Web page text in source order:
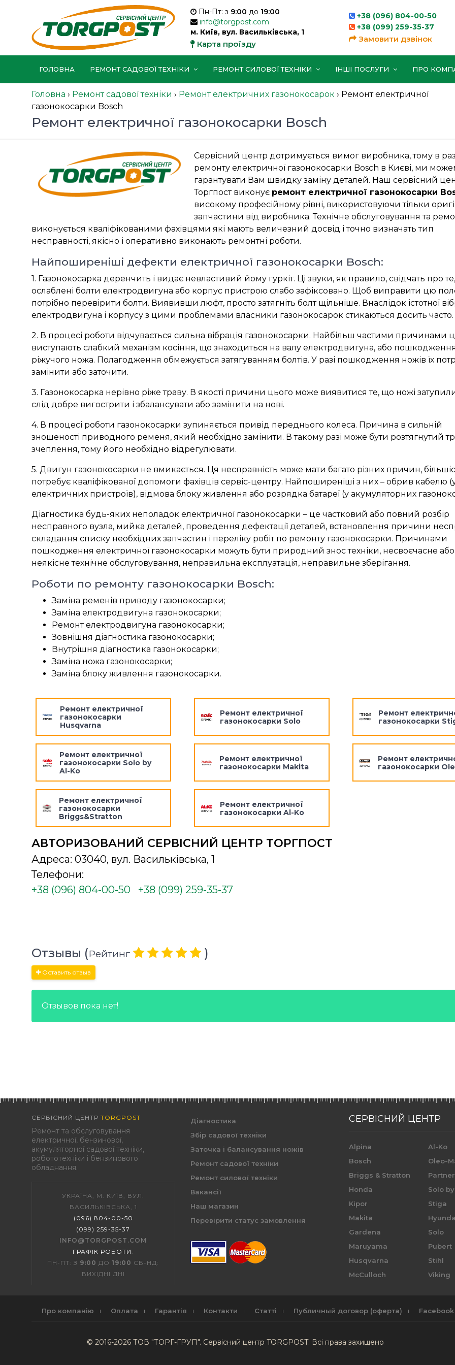
Пн-Пт: з 9:00 до 19:00
info@torgpost.com
м. Київ, вул. Васильківська, 1
Карта проїзду
+38 (096) 804-00-50
+38 (099) 259-35-37
Замовити дзвінок
ГОЛОВНА РЕМОНТ САДОВОЇ ТЕХНІКИ РЕМОНТ СИЛОВОЇ ТЕХНІКИ ІНШІ ПОСЛУГИ ПРО
Головна › Ремонт садової техніки › Ремонт електричних газонокосарок › Ремонт електричної
газонокосарки Bosch
Ремонт електричної газонокосарки Bosch
Сервісний центр дотримується вимог виробника, тому в
ремонту електричної газонокосарки Bosch в Києві, ми
гарантувати Вам швидку заміну деталей. Наш сервісний
Торгпост виконує ремонт електричної газонокосарки
високому професійному рівні, використовуючи тільки
запчастини від виробника. Технічне обслуговування та
виконується кваліфікованими фахівцями які мають величезний досвід і точно визначать тип
несправності, якісно і оперативно виконають ремонтні роботи.
Найпоширеніші дефекти електричної газонокосарки Bosch:
1. Газонокосарка деренчить і видає невластивий йому гуркіт. Ці звуки, як правило, свідчать про
ослаблені болти електродвигуна або корпус пристрою слабо зафіксовано. Щоб виправити цю
потрібно перевірити болти. Виявивши люфт, просто затягніть болт щільніше. Внаслідок істотної
електродвигуна і корпусу з цими проблемами власники газонокосарок стикаються досить часто.
2. В процесі роботи відчувається сильна вібрація газонокосарки. Найбільш частими причинами
виступають слабкий механізм косіння, що знаходиться на валу електродвигуна, або пошкодження
ріжучого ножа. Полагодження обмежується затягуванням болтів. У разі пошкодження ножів їх
замінити або заточити.
3. Газонокосарка нерівно ріже траву. В якості причини цього може виявитися те, що ножі
слід добре вигострити і збалансувати або замінити на нові.
4. В процесі роботи газонокосарки зупиняється привід переднього колеса. Причина в сильній
зношеності приводного ременя, який необхідно замінити. В такому разі може бути розтягнутий
зчеплення, тому його необхідно відрегулювати.
5. Двигун газонокосарки не вмикається. Ця несправність може мати багато різних причин,
потребує кваліфікованої допомоги фахівців сервіс-центру. Найпоширеніші з них – обрив кабелю
електричних пристроїв), відмова блоку живлення або розрядка батареї (у акумуляторних
Діагностика будь-яких неполадок електричної газонокосарки – це частковий або повний розбір
несправного вузла, мийка деталей, проведення дефектації деталей, встановлення причини
складання списку необхідних запчастин і переліку робіт по ремонту газонокосарки. Причинами
пошкодження електричної газонокосарки можуть бути природний знос техніки, несвоєчасне або
неякісне технічне обслуговування, неправильна експлуатація, неправильне зберігання.
Роботи по ремонту газонокосарки Bosch:
Заміна ременів приводу газонокосарки;
Заміна електродвигуна газонокосарки;
Ремонт електродвигуна газонокосарки;
Зовнішня діагностика газонокосарки;
Внутрішня діагностика газонокосарки;
Заміна ножа газонокосарки;
Заміна блоку живлення газонокосарки.
Ремонт електричної
газонокосарки
Husqvarna
Ремонт електричної
газонокосарки Solo by
Al-Ko
Ремонт електричної
газонокосарки
Briggs&Stratton
Ремонт електричної
газонокосарки Solo
Ремонт електричної
газонокосарки Makita
Ремонт електричної
газонокосарки Al-Ko
Ремонт
газонокосарки
Ремонт
газонокосарки
АВТОРИЗОВАНИЙ СЕРВІСНИЙ ЦЕНТР ТОРГПОСТ
Адреса: 03040, вул. Васильківська, 1
Телефони:
+38 (096) 804-00-50
+38 (099) 259-35-37
Отзывы (Рейтинг )
Оставить отзыв
Отзывов пока нет!
СЕРВІСНИЙ ЦЕНТР TORGPOST
Ремонт та обслуговування
електричної, бензинової,
акумуляторної садової техніки,
робототехніки і бензинового
обладнання.
УКРАЇНА, М. КИЇВ, ВУЛ.
ВАСИЛЬКІВСЬКА, 1
(096) 804-00-50
(099) 259-35-37
INFO@TORGPOST.COM
ГРАФІК РОБОТИ :
ПН-ПТ: З 9:00 ДО19:00 СБ-НД:
ВИХІДНІ ДНІ
Діагностика
Збір садової техніки
Заточка і балансування ножів
Ремонт садової техніки
Ремонт силової техніки
Вакансії
Наш магазин
Перевірити статус замовлення
СЕРВІСНИЙ ЦЕНТР
Alpina
Bosch
Briggs & Stratton
Honda
Kipor
Makita
Gardena
Maruyama
Husqvarna
McCulloch
Al-Ko
Oleo-
Partner
Solo
Stiga
Solo
Pubert
Stihl
Viking
Про компанію Оплата Гарантія Контакти Статті Публичный договор (оферта) Facebook
© 2016-2026 ТОВ "ТОРГ-ГРУП". Сервісний центр TORGPOST. Всі права захищено